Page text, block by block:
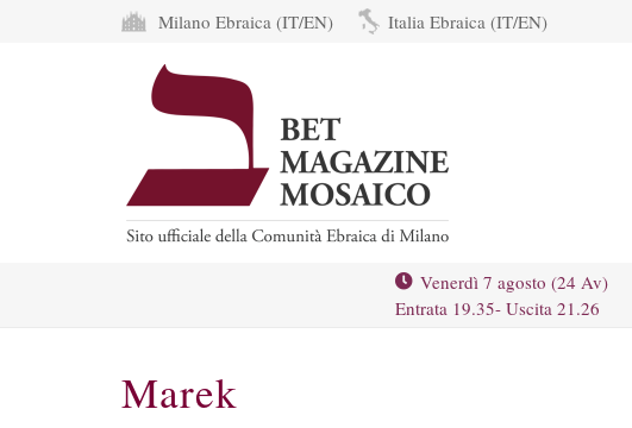
Milano Ebraica (IT/EN) Italia Ebraica (IT/EN)
Venerdì 7 agosto (24 Av)
Entrata 19.35- Uscita 21.26
Marek